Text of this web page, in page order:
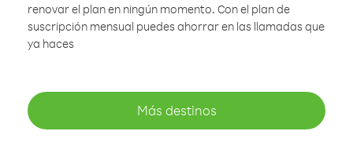
renovar el plan en ningún momento. Con el plan de
suscripción mensual puedes ahorrar en las llamadas que
ya haces
Más destinos